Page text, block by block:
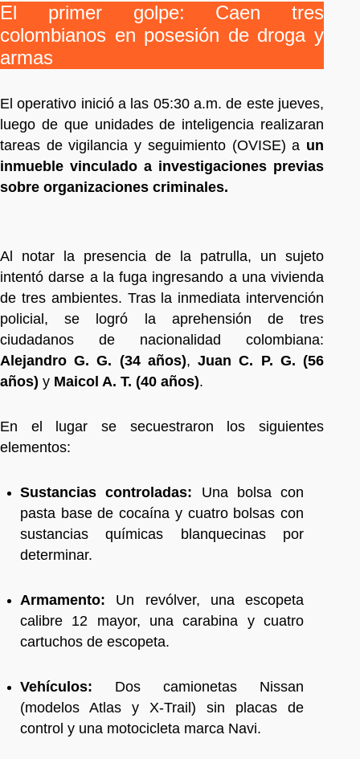
El primer golpe: Caen tres
colombianos en posesión de droga y
armas
El operativo inició a las 05:30 a.m. de este jueves,
luego de que unidades de inteligencia realizaran
tareas de vigilancia y seguimiento (OVISE) a un
inmueble vinculado a investigaciones previas
sobre organizaciones criminales.
Al notar la presencia de la patrulla, un sujeto
intentó darse a la fuga ingresando a una vivienda
de tres ambientes. Tras la inmediata intervención
policial, se logró la aprehensión de tres
ciudadanos de nacionalidad colombiana:
Alejandro G. G. (34 años),Juan C. P. G. (56
años) y Maicol A. T. (40 años).
En el lugar se secuestraron los siguientes
elementos:
Sustancias controladas: Una bolsa con
pasta base de cocaína y cuatro bolsas con
sustancias químicas blanquecinas por
determinar.
Armamento: Un revólver, una escopeta
calibre 12 mayor, una carabina y cuatro
cartuchos de escopeta.
Vehículos: Dos camionetas Nissan
(modelos Atlas y X-Trail) sin placas de
control y una motocicleta marca Navi.